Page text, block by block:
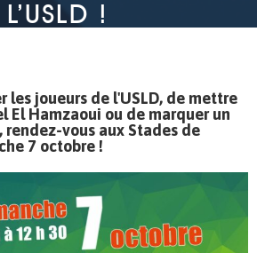
L’USLD !
les joueurs de l'USLD, de mettre
El Hamzaoui ou de marquer un
rendez-vous aux Stades de
7 octobre !